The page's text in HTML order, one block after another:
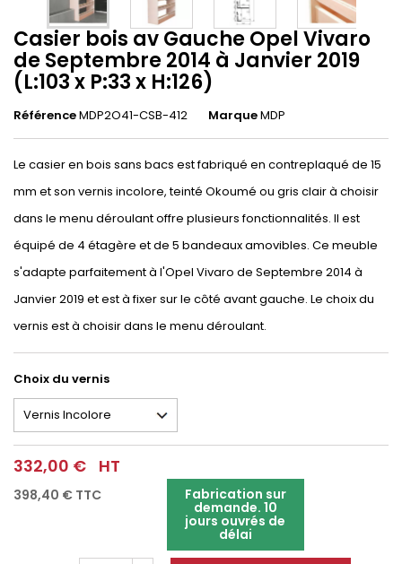
Casier bois av Gauche Opel Vivaro
de Septembre 2014 à Janvier 2019
(L:103 x P:33 x H:126)
RéférenceMDP2O41-CSB-412 MarqueMDP
Le casier en bois sans bacs est fabriqué en contreplaqué de 15
mm et son vernis incolore, teinté Okoumé ou gris clair à choisir
dans le menu déroulant offre plusieurs fonctionnalités. Il est
équipé de 4 étagère et de 5 bandeaux amovibles. Ce meuble
s'adapte parfaitement à l'Opel Vivaro de Septembre 2014 à
Janvier 2019 et est à fixer sur le côté avant gauche. Le choix du
vernis est à choisir dans le menu déroulant.
Choix du vernis
332,00 € HT
398,40 € TTC Fabrication sur
demande. 10
jours ouvrés de
délai